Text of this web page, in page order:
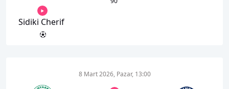
Sidiki Cherif
8 Mart 2026, Pazar, 13:00